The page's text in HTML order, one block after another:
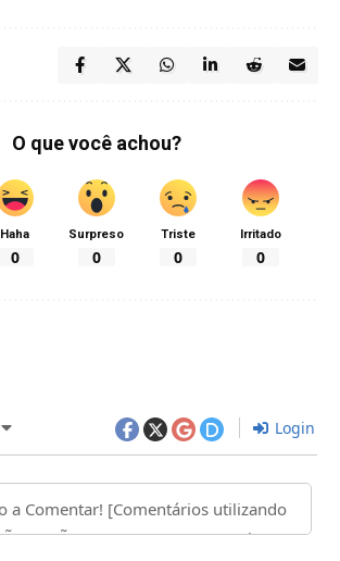
O que você achou?
Haha
0
Surpreso
0
Triste
0
Irritado
0
Login